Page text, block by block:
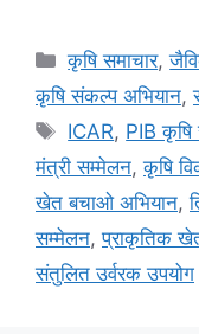
कृषि समाचार,
कृषि संकल्प अभियान,
ICAR, PIB कृषि
मंत्री सम्मेलन,कृषि
खेत बचाओ अभियान,
सम्मेलन,प्राकृतिक
संतुलित उर्वरक उपयोग